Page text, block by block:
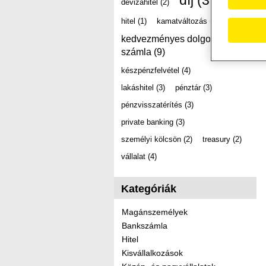
devizahitel (2)
hitel (1) kamatváltozás (2)
kedvezményes dolgozói
számla (9)
készpénzfelvétel (4)
lakáshitel (3) pénztár (3)
pénzvisszatérítés (3)
private banking (3)
személyi kölcsön (2) treasury (2)
vállalat (4)
Kategóriák
Magánszemélyek
Bankszámla
Hitel
Kisvállalkozások